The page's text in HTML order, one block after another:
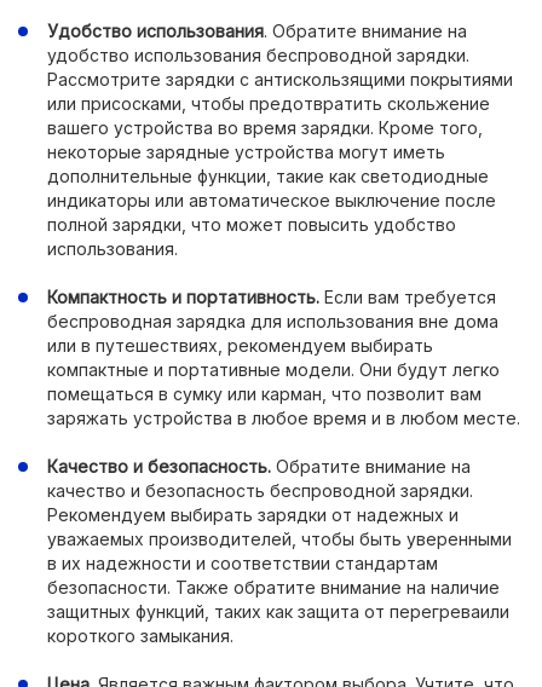
Удобство использования. Обратите внимание на
удобство использования беспроводной зарядки.
Рассмотрите зарядки с антискользящими покрытиями
или присосками, чтобы предотвратить скольжение
вашего устройства во время зарядки. Кроме того,
некоторые зарядные устройства могут иметь
дополнительные функции, такие как светодиодные
индикаторы или автоматическое выключение после
полной зарядки, что может повысить удобство
использования.
Компактность и портативность. Если вам требуется
беспроводная зарядка для использования вне дома
или в путешествиях, рекомендуем выбирать
компактные и портативные модели. Они будут легко
помещаться в сумку или карман, что позволит вам
заряжать устройства в любое время и в любом месте.
Качество и безопасность. Обратите внимание на
качество и безопасность беспроводной зарядки.
Рекомендуем выбирать зарядки от надежных и
уважаемых производителей, чтобы быть уверенными
в их надежности и соответствии стандартам
безопасности. Также обратите внимание на наличие
защитных функций, таких как защита от перегреваили
короткого замыкания.